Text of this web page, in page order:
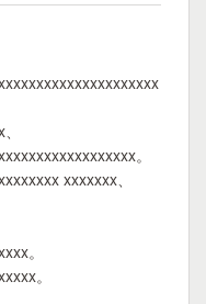
。
xxxxxxx、
。
。